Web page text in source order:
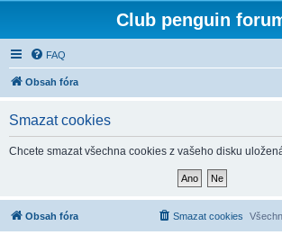
Club penguin
FAQ
Obsah fóra
Smazat cookies
Chcete smazat všechna cookies z vašeho disku
Obsah fóra Smazat cookies